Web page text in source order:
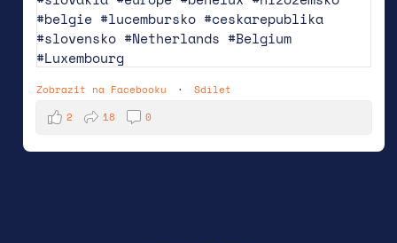
Zobrazit na Facebooku ·
Sdílet
2
18 0